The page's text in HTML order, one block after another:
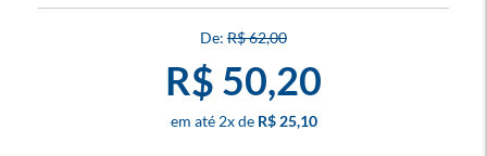
R$ 62,00
R$ 50,20
2x R$ 25,10